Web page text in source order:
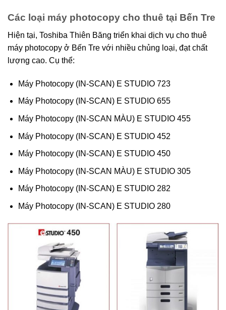
Các loại máy photocopy cho thuê tại Bến Tre
Hiện tại, Toshiba Thiên Băng triển khai dịch vụ cho thuê
máy photocopy ở Bến Tre với nhiều chủng loại, đạt chất
lượng cao. Cụ thể:
Máy Photocopy (IN-SCAN) E STUDIO 723
Máy Photocopy (IN-SCAN) E STUDIO 655
Máy Photocopy (IN-SCAN MÀU) E STUDIO 455
Máy Photocopy (IN-SCAN) E STUDIO 452
Máy Photocopy (IN-SCAN) E STUDIO 450
Máy Photocopy (IN-SCAN MÀU) E STUDIO 305
Máy Photocopy (IN-SCAN) E STUDIO 282
Máy Photocopy (IN-SCAN) E STUDIO 280